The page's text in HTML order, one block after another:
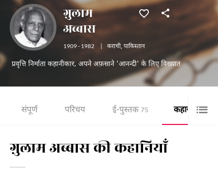
ग़ुलाम
अब्बास
1909 - 1982 कराची, पाकिस्तान
प्रवृत्ति निर्माता कहानीकार, अपने अफ़साने 'आनन्दी' के लिए विख्यात
संपूर्ण परिचय ई-पुस्तक 75 कहानी 34
ग़ुलाम अब्बास की कहानियाँ